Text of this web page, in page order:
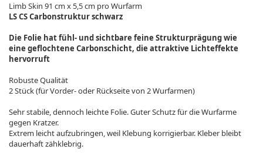
Limb Skin 91 cm x 5,5 cm pro Wurfarm
LS CS Carbonstruktur schwarz
Die Folie hat fühl- und sichtbare feine Strukturprägung wie
eine geflochtene Carbonschicht, die attraktive Lichteffekte
hervorruft
Robuste Qualität
2 Stück (für Vorder- oder Rückseite von 2 Wurfarmen)
Sehr stabile, dennoch leichte Folie. Guter Schutz für die Wurfarme
gegen Kratzer.
Extrem leicht aufzubringen, weil Klebung korrigierbar. Kleber bleibt
dauerhaft zähklebrig.